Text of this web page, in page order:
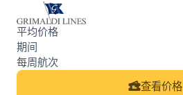
查看价格